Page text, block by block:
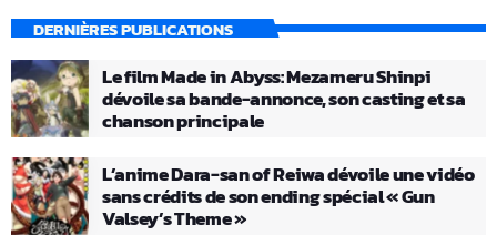
DERNIÈRES PUBLICATIONS
Le film Made in Abyss: Mezameru Shinpi
dévoile sa bande-annonce, son casting et sa
chanson principale
L’anime Dara-san of Reiwa dévoile une vidéo
sans crédits de son ending spécial « Gun
Valsey’s Theme »